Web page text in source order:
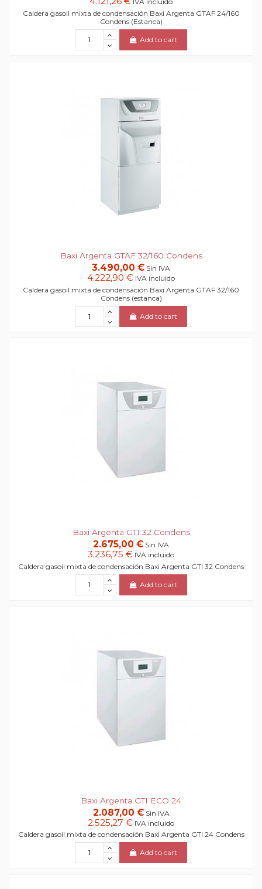
Caldera gasoil mixta de condensación Baxi Argenta GTAF 24/160
Condens (Estanca)
Add to cart
Baxi Argenta GTAF 32/160 Condens
3.490,00 € Sin IVA
4.222,90 € IVA incluido
Caldera gasoil mixta de condensación Baxi Argenta GTAF 32/160
Condens (estanca)
Add to cart
Baxi Argenta GTI 32 Condens
2.675,00 € Sin IVA
3.236,75 € IVA incluido
Caldera gasoil mixta de condensación Baxi Argenta GTI 32 Condens
Add to cart
Baxi Argenta GTI ECO 24
2.087,00 € Sin IVA
2.525,27 € IVA incluido
Caldera gasoil mixta de condensación Baxi Argenta GTI 24 Condens
Add to cart